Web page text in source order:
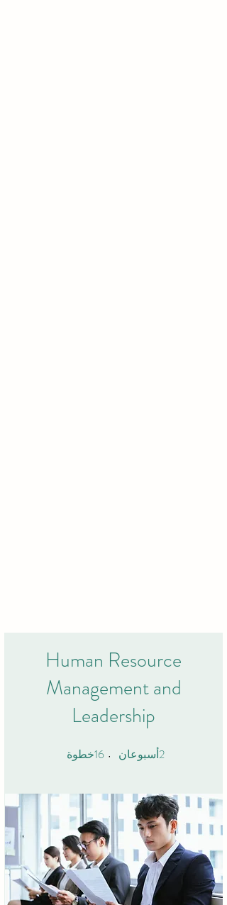
Human Resource
Management and
Leadership
2أسبوعان 16خطوة